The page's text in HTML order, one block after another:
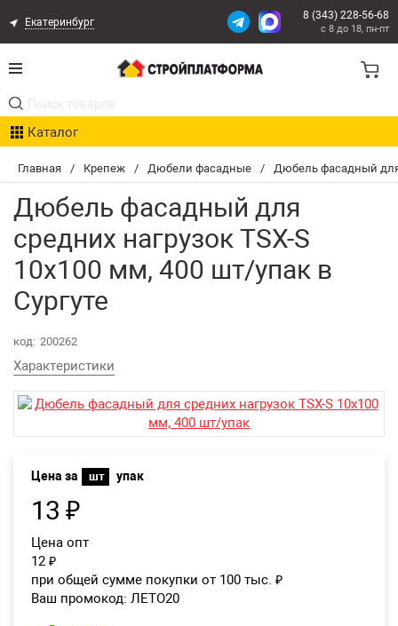
Главная / Крепеж / Дюбели фасадные / Дюбель фасадный для
Дюбель фасадный для
средних нагрузок TSX-S
10х100 мм, 400 шт/упак в
Сургуте
код: 200262
Характеристики
Цена за шт упак
13 ₽
Цена опт
12 ₽
при общей сумме покупки от 100 тыс. ₽
Ваш промокод: ЛЕТО20
Екатеринбург
8 (343) 228-56-68
с 8 до 18, пн-пт
Каталог
Акции
Расчет доставки
Организациям
Опыт поставок
Статьи
Контакты
Возврат товара
Екатеринбург